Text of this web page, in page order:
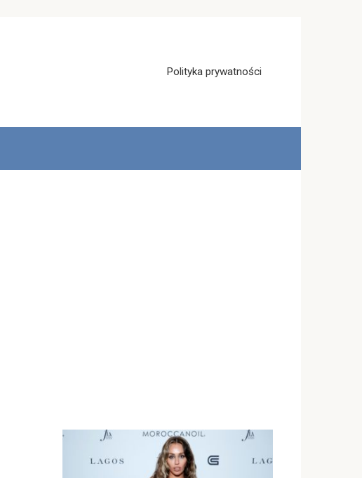
Polityka prywatności